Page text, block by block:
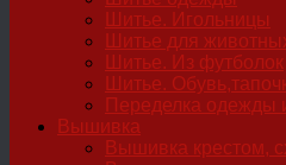
Шитье. Игольницы
Шитье для
Шитье. Из футболок
Шитье.
Переделка одежды
Вышивка
Вышивка крестом,